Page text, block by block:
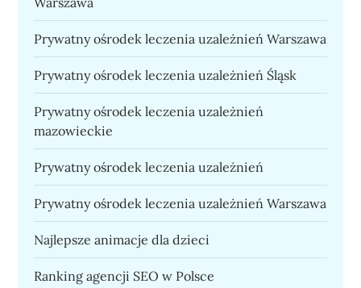
Prywatny ośrodek leczenia uzależnień Warszawa
Prywatny ośrodek leczenia uzależnień Śląsk
Prywatny ośrodek leczenia uzależnień
mazowieckie
Prywatny ośrodek leczenia uzależnień
Prywatny ośrodek leczenia uzależnień Warszawa
Najlepsze animacje dla dzieci
Ranking agencji SEO w Polsce